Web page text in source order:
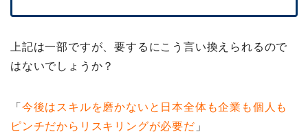
上記は一部ですが、要するにこう言い換えられるので
はないでしょうか？
「 今後はスキルを磨かないと日本全体も企業も個人も
ピンチだからリスキリングが必要だ 」